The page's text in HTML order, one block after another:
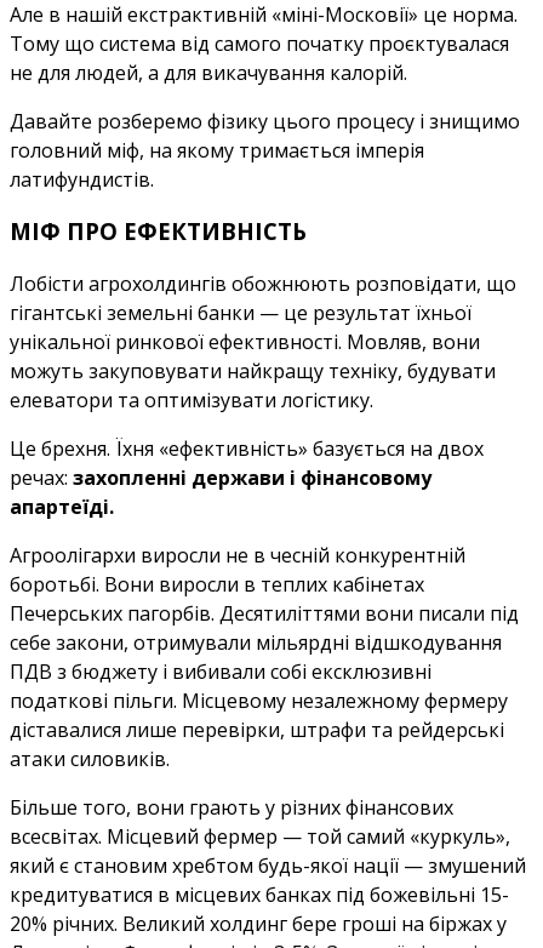
Але в нашій екстрактивній «міні-Московії» це норма.
Тому що система від самого початку проєктувалася
не для людей, а для викачування калорій.
Давайте розберемо фізику цього процесу і знищимо
головний міф, на якому тримається імперія
латифундистів.
МІФ ПРО ЕФЕКТИВНІСТЬ
Лобісти агрохолдингів обожнюють розповідати, що
гігантські земельні банки — це результат їхньої
унікальної ринкової ефективності. Мовляв, вони
можуть закуповувати найкращу техніку, будувати
елеватори та оптимізувати логістику.
Це брехня. Їхня «ефективність» базується на двох
речах: захопленні держави і фінансовому
апартеїді.
Агроолігархи виросли не в чесній конкурентній
боротьбі. Вони виросли в теплих кабінетах
Печерських пагорбів. Десятиліттями вони писали під
себе закони, отримували мільярдні відшкодування
ПДВ з бюджету і вибивали собі ексклюзивні
податкові пільги. Місцевому незалежному фермеру
діставалися лише перевірки, штрафи та рейдерські
атаки силовиків.
Більше того, вони грають у різних фінансових
всесвітах. Місцевий фермер — той самий «куркуль»,
який є становим хребтом будь-якої нації — змушений
кредитуватися в місцевих банках під божевільні 15-
20% річних. Великий холдинг бере гроші на біржах у